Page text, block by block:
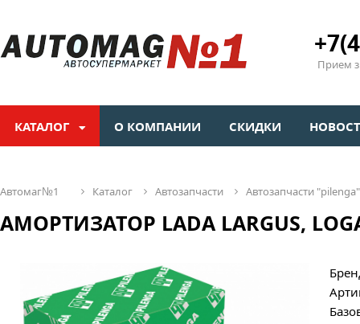
Прием
КАТАЛОГ О КОМПАНИИ СКИДКИ
автомаг№1 каталог автозапчасти автозапчасти "pilenga"
АМОРТИЗАТОР LADA LARGUS,